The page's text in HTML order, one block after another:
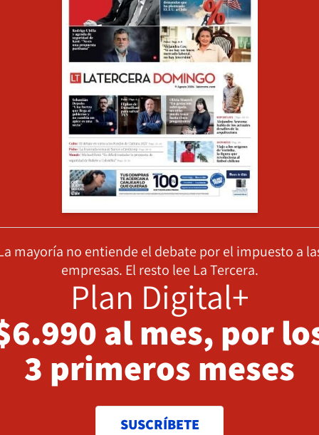
mayoría no entiende el debate por el impuesto a
empresas. El resto lee La Tercera.
Plan Digital+
al mes, por
3 primeros meses
SUSCRÍBETE